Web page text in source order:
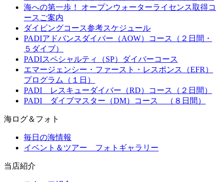
海への第一歩！ オープンウォーターライセンス取得コ
ースご案内
ダイビングコース参考スケジュール
PADIアドバンスダイバー（AOW）コース（２日間・
５ダイブ）
PADIスペシャルティ（SP）ダイバーコース
エマージェンシー・ファースト・レスポンス（EFR）
プログラム（１日）
PADI レスキューダイバー（RD）コース（２日間）
PADI ダイブマスター（DM）コース （８日間）
海ログ＆フォト
毎日の海情報
イベント＆ツアー フォトギャラリー
当店紹介